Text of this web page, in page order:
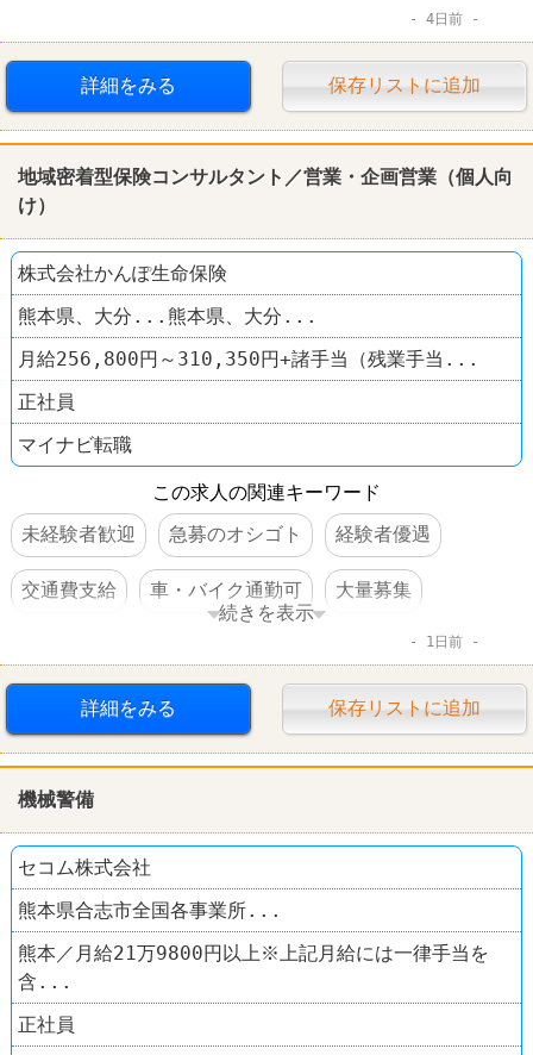
4日前
詳細をみる 保存リストに追加
地域密着型保険コンサルタント／営業・企画営業（個人向
け）
株式会社かんぽ生命保険
熊本県、大分...熊本県、大分...
月給256,800円～310,350円+諸手当（残業手当...
正社員
マイナビ転職
この求人の関連キーワード
未経験者歓迎
急募のオシゴト 経験者優遇
交通費支給 車・バイク通勤可 大量募集
完全週休2日制 上場企業
続きを表示
1日前
詳細をみる 保存リストに追加
機械警備
セコム株式会社
熊本県合志市全国各事業所...
熊本／月給21万9800円以上※上記月給には一律手当を
含...
正社員